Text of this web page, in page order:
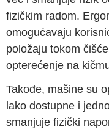
fizičkim radom.
omogućavaju
položaju tokom
opterećenje na
Takođe, mašine su
lako dostupne i
smanjuje fizički